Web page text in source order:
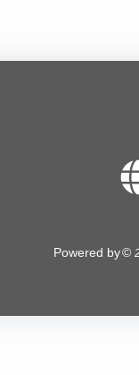
Powered by